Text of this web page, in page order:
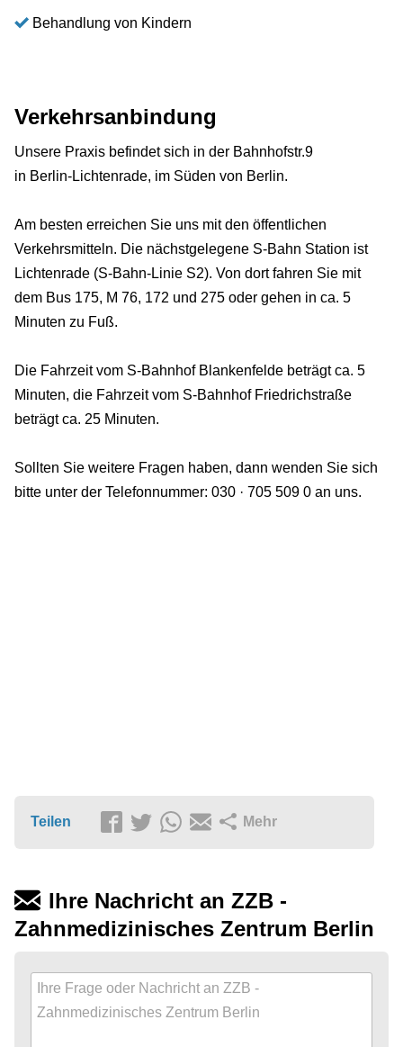
Behandlung von Kindern
Verkehrsanbindung
Unsere Praxis befindet sich in der Bahnhofstr.9
in Berlin-Lichtenrade, im Süden von Berlin.
Am besten erreichen Sie uns mit den öffentlichen
Verkehrsmitteln. Die nächstgelegene S-Bahn Station ist
Lichtenrade (S-Bahn-Linie S2). Von dort fahren Sie mit
dem Bus 175, M 76, 172 und 275 oder gehen in ca. 5
Minuten zu Fuß.
Die Fahrzeit vom S-Bahnhof Blankenfelde beträgt ca. 5
Minuten, die Fahrzeit vom S-Bahnhof Friedrichstraße
beträgt ca. 25 Minuten.
Sollten Sie weitere Fragen haben, dann wenden Sie sich
bitte unter der Telefonnummer: 030 · 705 509 0 an uns.
Teilen Mehr
Ihre Nachricht an ZZB -
Zahnmedizinisches Zentrum Berlin